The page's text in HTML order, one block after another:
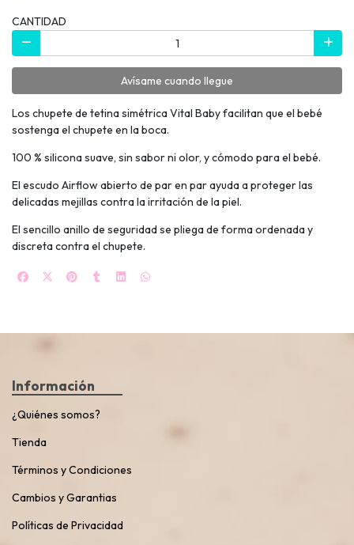
CANTIDAD
Avísame cuando llegue
Los chupete de tetina simétrica Vital Baby facilitan que el bebé
sostenga el chupete en la boca.
100 % silicona suave, sin sabor ni olor, y cómodo para el bebé.
El escudo Airflow abierto de par en par ayuda a proteger las
delicadas mejillas contra la irritación de la piel.
El sencillo anillo de seguridad se pliega de forma ordenada y
discreta contra el chupete.
Información
¿Quiénes somos?
Tienda
Términos y Condiciones
Cambios y Garantias
Políticas de Privacidad